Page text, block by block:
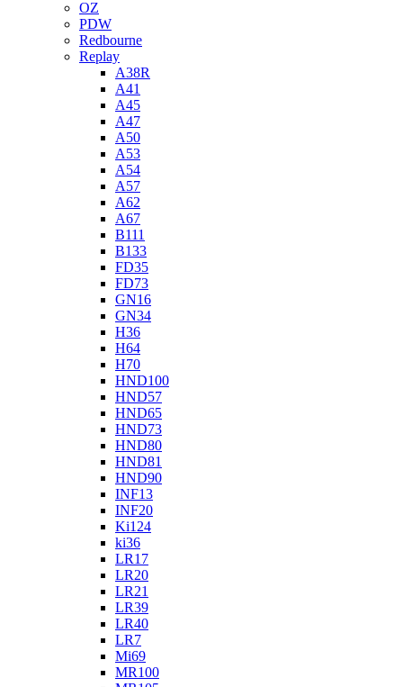
OZ
PDW
Redbourne
Replay
A38R
A41
A45
A47
A50
A53
A54
A57
A62
A67
B111
B133
FD35
FD73
GN16
GN34
H36
H64
H70
HND100
HND57
HND65
HND73
HND80
HND81
HND90
INF13
INF20
Ki124
ki36
LR17
LR20
LR21
LR39
LR40
LR7
Mi69
MR100